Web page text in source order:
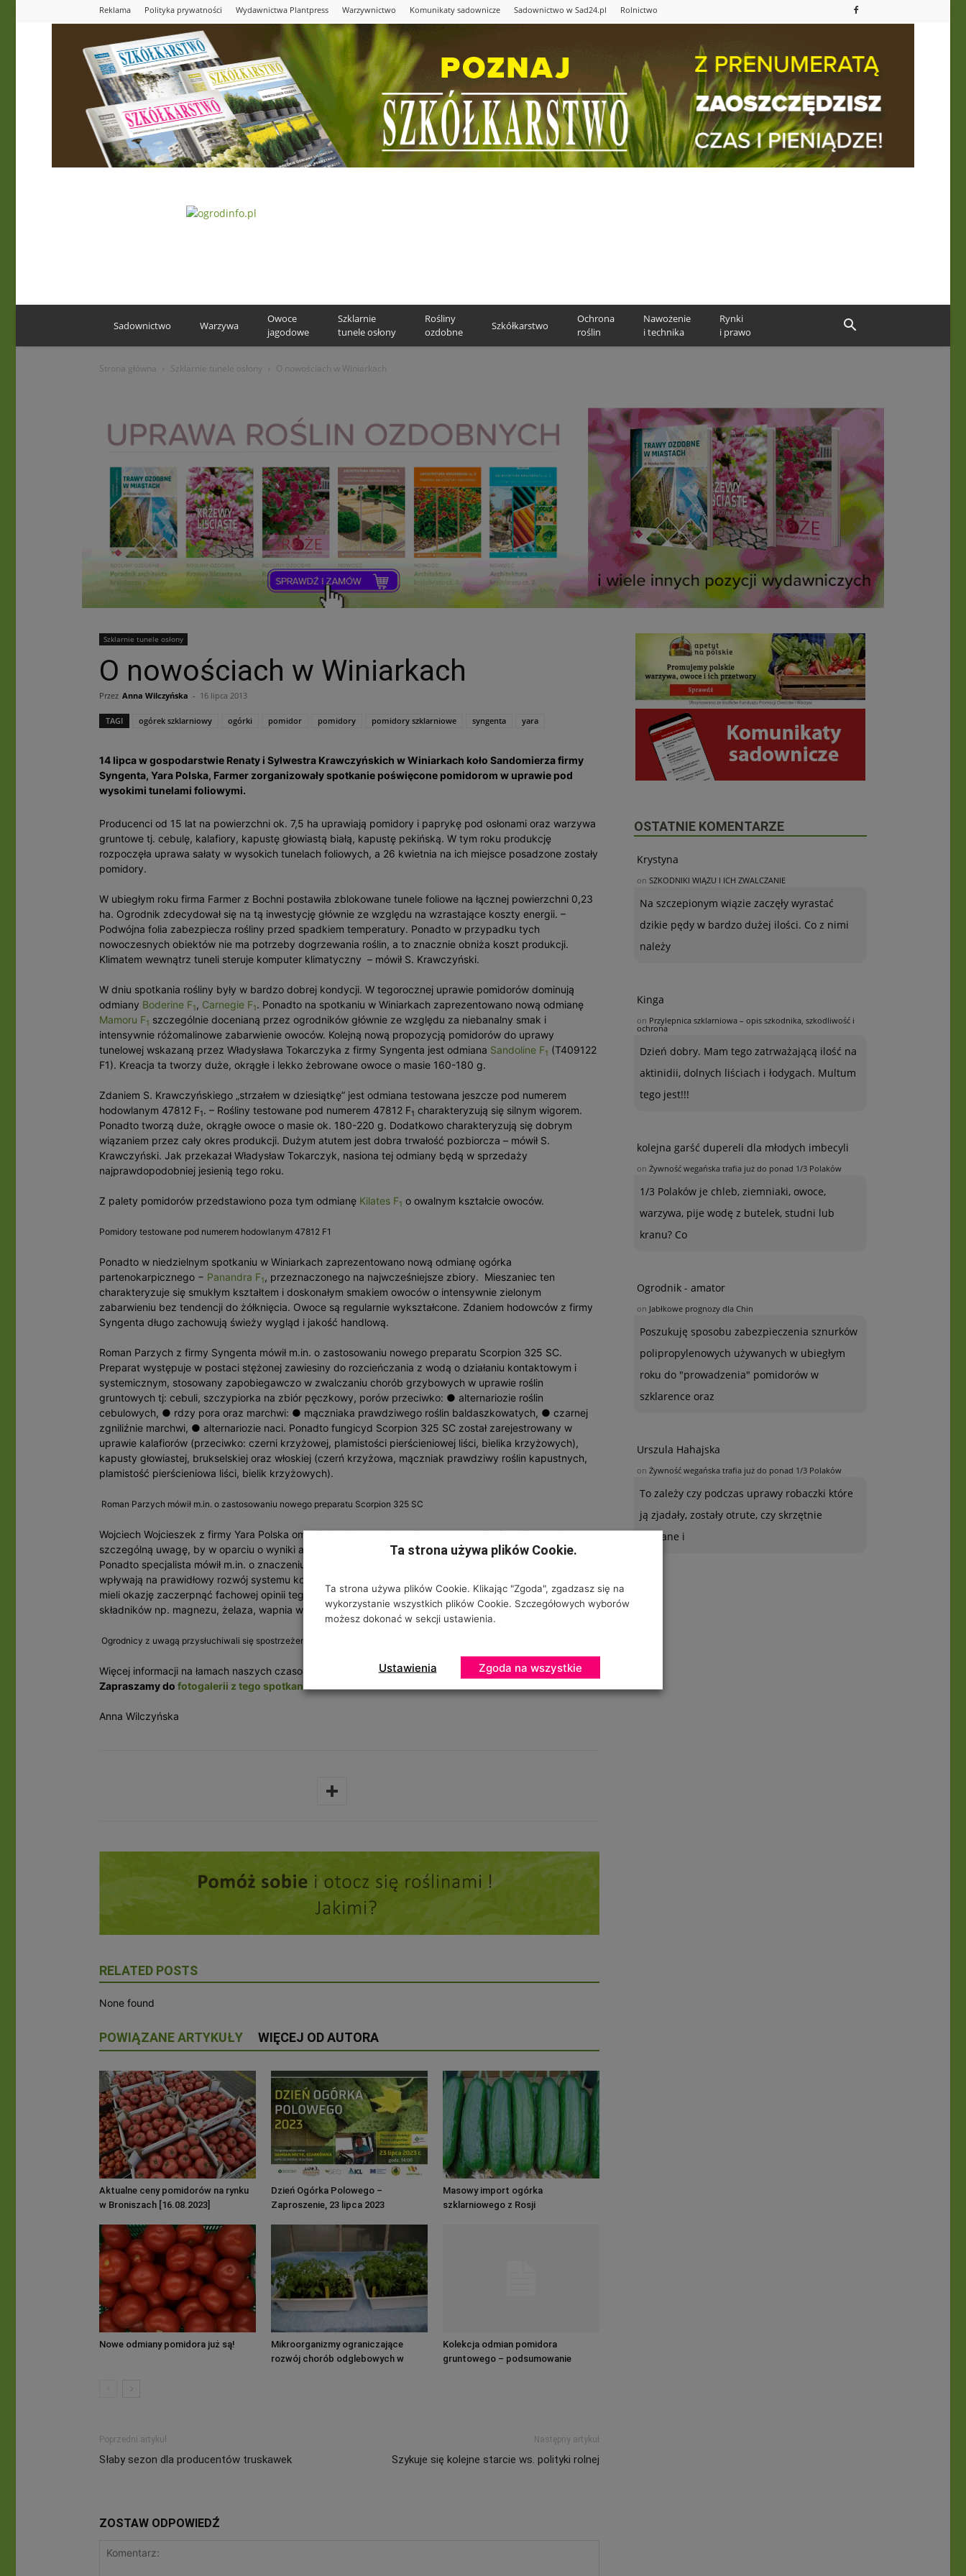
Reklama Polityka prywatności Wydawnictwa Plantpress Warzywnictwo Komunikaty sadownicze Sadownictwo w Sad24.pl Rolnictwo
Sadownictwo Warzywa
Owoce
jagodowe
Szklarnie
tunele osłony
Rośliny
ozdobne
Szkółkarstwo
Ochrona
roślin
Nawożenie
i technika
Rynki
i prawo
Strona główna Szklarnie tunele osłony O nowościach w Winiarkach
Szklarnie tunele osłony
O nowościach w Winiarkach
Przez Anna Wilczyńska - 16 lipca 2013
TAGI ogórek szklarniowy ogórki pomidor pomidory pomidory szklarniowe syngenta yara
14 lipca w gospodarstwie Renaty i Sylwestra Krawczyńskich w Winiarkach koło Sandomierza firmy
Syngenta, Yara Polska, Farmer zorganizowały spotkanie poświęcone pomidorom w uprawie pod
wysokimi tunelami foliowymi.
Producenci od 15 lat na powierzchni ok. 7,5 ha uprawiają pomidory i paprykę pod osłonami oraz warzywa
gruntowe tj. cebulę, kalafiory, kapustę głowiastą białą, kapustę pekińską. W tym roku produkcję
rozpoczęła uprawa sałaty w wysokich tunelach foliowych, a 26 kwietnia na ich miejsce posadzone zostały
pomidory.
W ubiegłym roku firma Farmer z Bochni postawiła zblokowane tunele foliowe na łącznej powierzchni 0,23
ha. Ogrodnik zdecydował się na tą inwestycję głównie ze względu na wzrastające koszty energii. –
Podwójna folia zabezpiecza rośliny przed spadkiem temperatury. Ponadto w przypadku tych
nowoczesnych obiektów nie ma potrzeby dogrzewania roślin, a to znacznie obniża koszt produkcji.
Klimatem wewnątrz tuneli steruje komputer klimatyczny – mówił S. Krawczyński.
W dniu spotkania rośliny były w bardzo dobrej kondycji. W tegorocznej uprawie pomidorów dominują
odmiany Boderine F1 , Carnegie F1. Ponadto na spotkaniu w Winiarkach zaprezentowano nową odmianę
Mamoru F1 szczególnie docenianą przez ogrodników głównie ze względu za niebanalny smak i
intensywnie różomalinowe zabarwienie owoców. Kolejną nową propozycją pomidorów do uprawy
tunelowej wskazaną przez Władysława Tokarczyka z firmy Syngenta jest odmiana Sandoline F1 (T409122
F1). Kreacja ta tworzy duże, okrągłe i lekko żebrowane owoce o masie 160-180 g.
Zdaniem S. Krawczyńskiego „strzałem w dziesiątkę” jest odmiana testowana jeszcze pod numerem
hodowlanym 47812 F1. – Rośliny testowane pod numerem 47812 F1 charakteryzują się silnym wigorem.
Ponadto tworzą duże, okrągłe owoce o masie ok. 180-220 g. Dodatkowo charakteryzują się dobrym
wiązaniem przez cały okres produkcji. Dużym atutem jest dobra trwałość pozbiorcza – mówił S.
Krawczyński. Jak przekazał Władysław Tokarczyk, nasiona tej odmiany będą w sprzedaży
najprawdopodobniej jesienią tego roku.
Z palety pomidorów przedstawiono poza tym odmianę Kilates F1 o owalnym kształcie owoców.
Pomidory testowane pod numerem hodowlanym 47812 F1
Ponadto w niedzielnym spotkaniu w Winiarkach zaprezentowano nową odmianę ogórka
partenokarpicznego − Panandra F1 , przeznaczonego na najwcześniejsze zbiory. Mieszaniec ten
charakteryzuje się smukłym kształtem i doskonałym smakiem owoców o intensywnie zielonym
zabarwieniu bez tendencji do żółknięcia. Owoce są regularnie wykształcone. Zdaniem hodowców z firmy
Syngenta długo zachowują świeży wygląd i jakość handlową.
Roman Parzych z firmy Syngenta mówił m.in. o zastosowaniu nowego preparatu Scorpion 325 SC.
Preparat występuje w postaci stężonej zawiesiny do rozcieńczania z wodą o działaniu kontaktowym i
systemicznym, stosowany zapobiegawczo w zwalczaniu chorób grzybowych w uprawie roślin
gruntowych tj: cebuli, szczypiorka na zbiór pęczkowy, porów przeciwko: ● alternariozie roślin
cebulowych, ● rdzy pora oraz marchwi: ● mączniaka prawdziwego roślin baldaszkowatych, ● czarnej
zgniliźnie marchwi, ● alternariozie naci. Ponadto fungicyd Scorpion 325 SC został zarejestrowany w
uprawie kalafiorów (przeciwko: czerni krzyżowej, plamistości pierścieniowej liści, bielika krzyżowych),
kapusty głowiastej, brukselskiej oraz włoskiej (czerń krzyżowa, mączniak prawdziwy roślin kapustnych,
plamistość pierścieniowa liści, bielik krzyżowych).
Roman Parzych mówił m.in. o zastosowaniu nowego preparatu Scorpion 325 SC
Wojciech Wojcieszek z firmy Yara Polska omawiał problematykę związaną z nawożeniem. Zwracał
szczególną uwagę, by w oparciu o wyniki analizy gleby oraz wody dokonywać prawidłowego nawożenia.
Ponadto specjalista mówił m.in. o znaczeniu dwóch ważnych składnikach – fosforu i wapnia, które
wpływają na prawidłowy rozwój systemu korzeniowego i nadziemnej części rośliny. Przybyli ogrodnicy
mieli okazję zaczerpnąć fachowej opinii tego prelegenta na temat niedoboru lub nadmiaru niektórych
składników np. magnezu, żelaza, wapnia w uprawie pomidorów.
Ogrodnicy z uwagą przysłuchiwali się spostrzeżeniom Wojciecha Wojcieszka, specjalisty z firmy Yara Poland
Więcej informacji na łamach naszych czasopism.
Zapraszamy do fotogalerii z tego spotkania.
Anna Wilczyńska
RELATED POSTS
None found
POWIĄZANE ARTYKUŁY WIĘCEJ OD AUTORA
Aktualne ceny pomidorów na rynku
w Broniszach [16.08.2023]
Dzień Ogórka Polowego –
Zaproszenie, 23 lipca 2023
Masowy import ogórka
szklarniowego z Rosji
Nowe odmiany pomidora już są!
Mikroorganizmy ograniczające
rozwój chorób odglebowych w
Kolekcja odmian pomidora
gruntowego – podsumowanie
Poprzedni artykuł
Słaby sezon dla producentów truskawek
Następny artykuł
Szykuje się kolejne starcie ws. polityki rolnej
ZOSTAW ODPOWIEDŹ
OSTATNIE KOMENTARZE
Krystyna
on SZKODNIKI WIĄZU I ICH ZWALCZANIE
Na szczepionym wiązie zaczęły wyrastać
dzikie pędy w bardzo dużej ilości. Co z nimi
należy
Kinga
on Przylepnica szklarniowa – opis szkodnika, szkodliwość i
ochrona
Dzień dobry. Mam tego zatrważającą ilość na
aktinidii, dolnych liściach i łodygach. Multum
tego jest!!!
kolejna garść dupereli dla młodych imbecyli
on Żywność wegańska trafia już do ponad 1/3 Polaków
1/3 Polaków je chleb, ziemniaki, owoce,
warzywa, pije wodę z butelek, studni lub
kranu? Co
Ogrodnik - amator
on Jabłkowe prognozy dla Chin
Poszukuję sposobu zabezpieczenia sznurków
polipropylenowych używanych w ubiegłym
roku do "prowadzenia" pomidorów w
szklarence oraz
Urszula Hahajska
on Żywność wegańska trafia już do ponad 1/3 Polaków
To zależy czy podczas uprawy robaczki które
ją zjadały, zostały otrute, czy skrzętnie
zebrane i
Ta strona używa plików Cookie.
Ta strona używa plików Cookie. Klikając "Zgoda", zgadzasz się na
wykorzystanie wszystkich plików Cookie. Szczegółowych wyborów
możesz dokonać w sekcji ustawienia.
Ustawienia Zgoda na wszystkie